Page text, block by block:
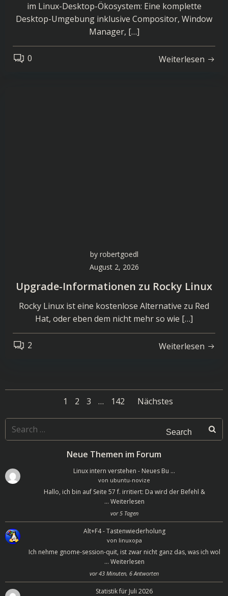
im Linux-Desktop-Ökosystem: Eine komplette
Desktop-Umgebung inklusive Compositor, Window
Manager, […]
0 Weiterlesen
by robertgoedl
August 2, 2026
Upgrade-Informationen zu Rocky Linux
Rocky Linux ist eine kostenlose Alternative zu Red
Hat, oder eben dem nicht mehr so wie […]
2 Weiterlesen
Posts
Page
1 Page
2 Page
3 … Page
142
Posts
Nächstes
Search
for:
Neue Themen im Forum
Linux intern verstehen - Neues Bu …
von ubuntu-novize
Hallo, ich bin auf Seite 57 f. irritiert: Da wird der Befehl &
… Weiterlesen
vor 5 Tagen
Alt+F4 - Tastenwiederholung
von linuxopa
Ich nehme gnome-session-quit, ist zwar nicht ganz das, was ich wol
… Weiterlesen
vor 43 Minuten, 6 Antworten
Statistik für Juli 2026